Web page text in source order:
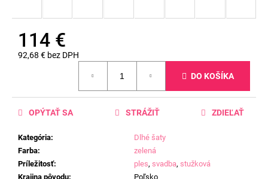
114 €
92,68 € bez DPH
DO KOŠÍKA
Kategória:
Dlhé šaty
Farba:
zelená
Príležitosť: ples, svadba, stužková
Krajina pôvodu:
Poľsko
OPÝTAŤ SA STRÁŽIŤ ZDIEĽAŤ